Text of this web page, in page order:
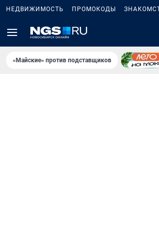
НЕДВИЖИМОСТЬ ПРОМОКОДЫ
«Майские» против подставщиков